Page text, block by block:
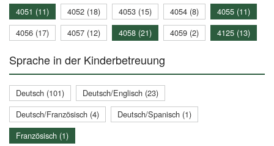
4051 (11) 4052 (18) 4053 (15) 4054 (8)
4055 (11)
4056 (17)
4057 (12) 4058 (21) 4059 (2) 4125 (13)
Sprache in der Kinderbetreuung
Deutsch (101)
Deutsch/Englisch (23)
Deutsch/Französisch (4)
Deutsch/Spanisch (1)
Französisch (1)